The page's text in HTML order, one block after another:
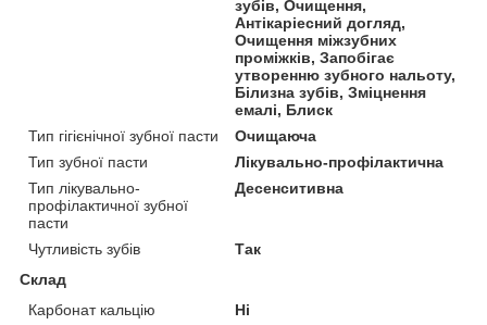
зубів, Очищення,
Антікаріесний догляд,
Очищення міжзубних
проміжків, Запобігає
утворенню зубного нальоту,
Білизна зубів, Зміцнення
емалі, Блиск
Тип гігієнічної зубної пасти
Очищаюча
Тип зубної пасти
Лікувально-профілактична
Тип лікувально-
профілактичної зубної
пасти
Десенситивна
Чутливість зубів
Так
Склад
Карбонат кальцію
Ні